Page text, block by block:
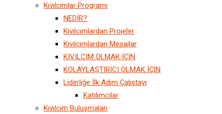
Kıvılcımlar Programı
NEDİR?
Kıvılcımlardan Projeler
Kıvılcımlardan Mesajlar
KIVILCIM OLMAK İÇİN
KOLAYLAŞTIRICI OLMAK İÇİN
Liderliğe İlk Adım Çalıştayı
Katılımcılar
Kıvılcım Buluşmaları